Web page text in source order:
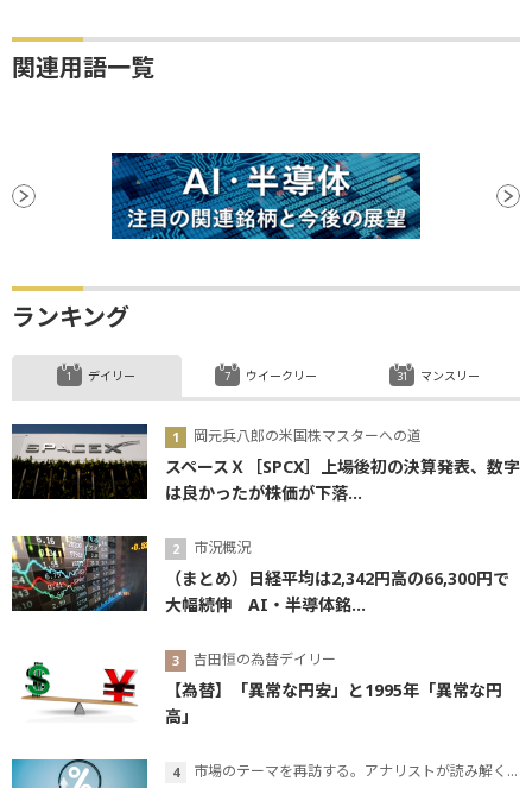
関連用語一覧
ランキング
デイリー
岡元兵八郎の米国株マスターへの道
スペースＸ［SPCX］上場後初の決算発表、数字
は良かったが株価が下落...
市況概況
（まとめ）日経平均は2,342円高の66,300円で
大幅続伸 AI・半導体銘...
吉田恒の為替デイリー
【為替】「異常な円安」と1995年「異常な円
高」
市場のテーマを再訪する。アナリストが読み解くテーマの本質
ウイークリー マンスリー